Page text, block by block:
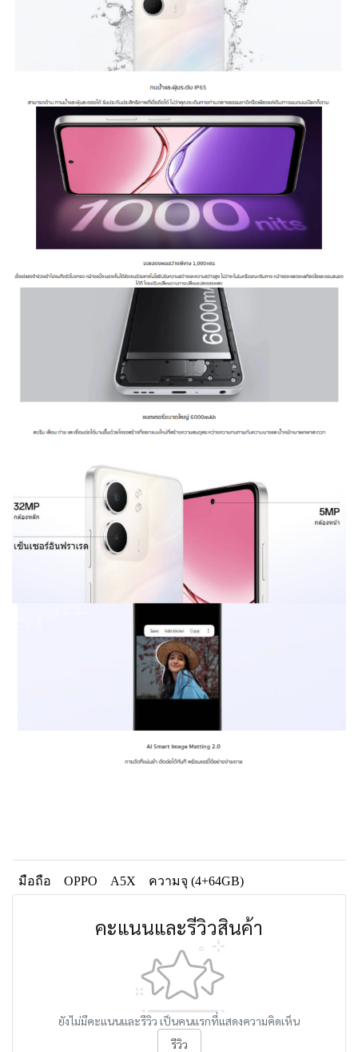
มือถือ OPPO A5X ความจุ (4+64GB)
คะแนนและรีวิวสินค้า
ยังไม่มีคะแนนและรีวิว เป็นคนแรกที่แสดงความคิดเห็น
รีวิว